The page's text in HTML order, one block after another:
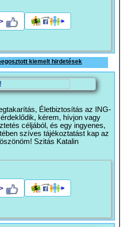
kiemelt hirdetések
Életbiztosítás az ING-
kérem, hívjon vagy
céljából, és egy ingyenes,
szíves tájékoztatást kap az
Szitás Katalin